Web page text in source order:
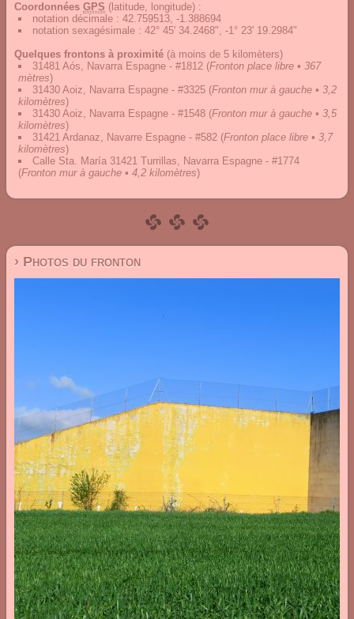
Coordonnées GPS (latitude, longitude) :
notation décimale : 42.759513, -1.388694
notation sexagésimale : 42° 45' 34.2468", -1° 23' 19.2984"
Quelques frontons à proximité (à moins de 5 kilomèters)
31481 Aós, Navarra Espagne - #1812 (Fronton place libre • 367
mètres)
31430 Aoiz, Navarra Espagne - #3325 (Fronton mur à gauche • 3,2
kilomètres)
31430 Aoiz, Navarra Espagne - #1548 (Fronton mur à gauche • 3,5
kilomètres)
31421 Ardanaz, Navarre Espagne - #582 (Fronton place libre • 3,7
kilomètres)
Calle Sta. María 31421 Turrillas, Navarra Espagne - #1774
(Fronton mur à gauche • 4,2 kilomètres)
› Photos du fronton